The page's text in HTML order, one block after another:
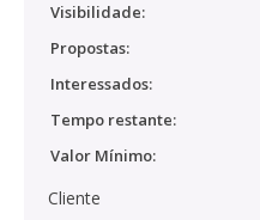
Visibilidade:
Propostas:
Interessados:
Tempo restante:
Valor Mínimo:
Cliente